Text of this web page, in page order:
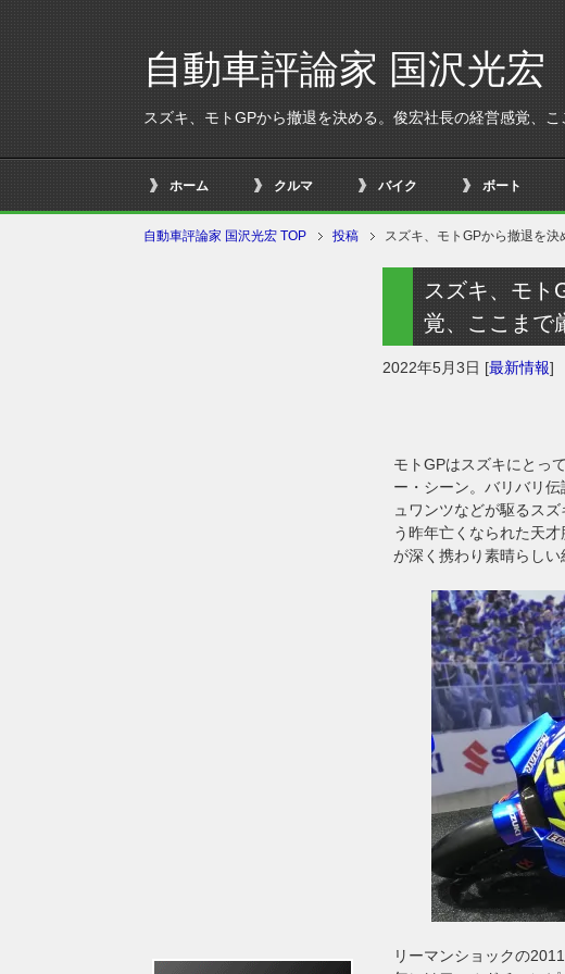
自動車評論家 国沢光宏
スズキ、モトGPから撤退を決める。俊宏社長の経営感覚、
ホーム クルマ バイク ボート
自動車評論家 国沢光宏 TOP 投稿 スズキ、モトGPから撤退を
スズキ、モト
覚、ここまで
2022年5月3日 [最新情報]
モトGPはスズキにとっ
ー・シーン。バリバリ
ュワンツなどが駆るス
う昨年亡くなられた天
が深く携わり素晴らしい
リーマンショックの